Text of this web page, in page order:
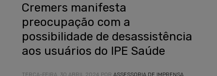
Cremers manifesta
preocupação com a
possibilidade de desassistência
aos usuários do IPE Saúde